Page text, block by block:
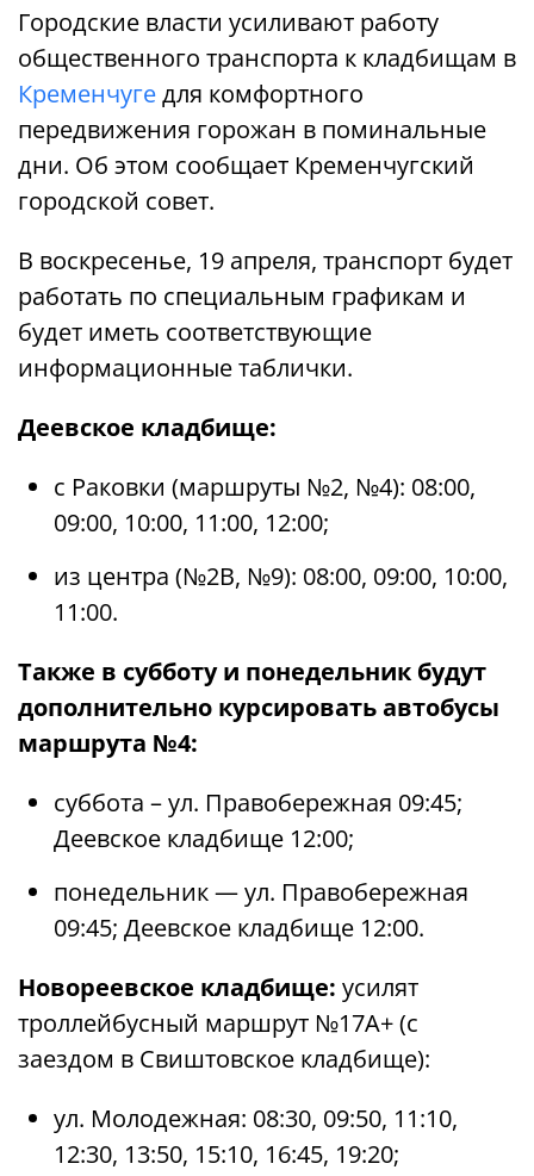
Городские власти усиливают работу
общественного транспорта к кладбищам в
Кременчугедля комфортного
передвижения горожан в поминальные
дни. Об этом сообщает Кременчугский
городской совет.
В воскресенье, 19 апреля, транспорт будет
работать по специальным графикам и
будет иметь соответствующие
информационные таблички.
Деевское кладбище:
с Раковки (маршруты №2, №4): 08:00,
09:00, 10:00, 11:00, 12:00;
из центра (№2В, №9): 08:00, 09:00, 10:00,
11:00.
Также в субботу и понедельник будут
дополнительно курсировать автобусы
маршрута №4:
суббота – ул. Правобережная 09:45;
Деевское кладбище 12:00;
понедельник — ул. Правобережная
09:45; Деевское кладбище 12:00.
Новореевское кладбище: усилят
троллейбусный маршрут №17А+ (с
заездом в Свиштовское кладбище):
ул. Молодежная: 08:30, 09:50, 11:10,
12:30, 13:50, 15:10, 16:45, 19:20;